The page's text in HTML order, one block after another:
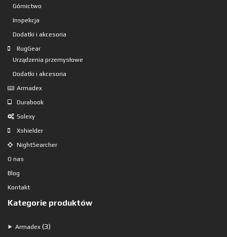
Górnictwo
Inspekcja
Dodatki i akcesoria
RugGear
Urządzenia przemysłowe
Dodatki i akcesoria
Armadex
Durabook
Solexy
Xshielder
NightSearcher
O nas
Blog
Kontakt
Kategorie produktów
⯈ Armadex 33